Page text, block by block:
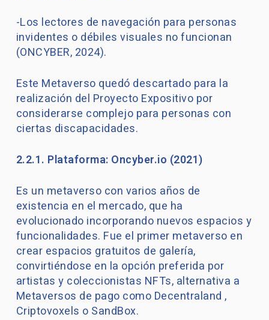
-Los lectores de navegación para personas
invidentes o débiles visuales no funcionan
(ONCYBER, 2024).
Este Metaverso quedó descartado para la
realización del Proyecto Expositivo por
considerarse complejo para personas con
ciertas discapacidades.
2.2.1. Plataforma: Oncyber.io (2021)
Es un metaverso con varios años de
existencia en el mercado, que ha
evolucionado incorporando nuevos espacios y
funcionalidades. Fue el primer metaverso en
crear espacios gratuitos de galería,
convirtiéndose en la opción preferida por
artistas y coleccionistas NFTs, alternativa a
Metaversos de pago como Decentraland ,
Criptovoxels o SandBox.